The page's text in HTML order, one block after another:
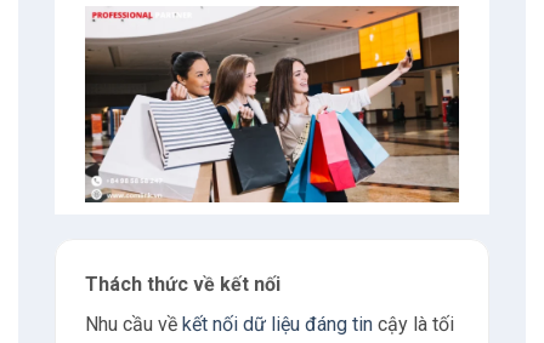
Thách thức về kết nối
Nhu cầu về kết nối dữ liệu đáng tincậy là tối